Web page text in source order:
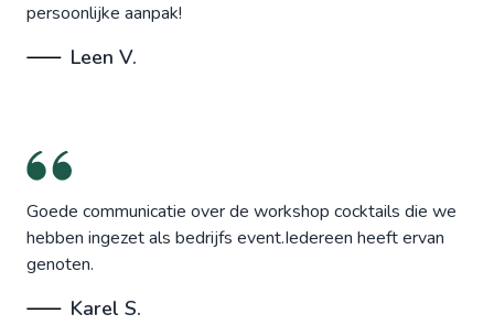
persoonlijke aanpak!
Leen V.
Goede communicatie over de workshop cocktails die we
hebben ingezet als bedrijfs event.Iedereen heeft ervan
genoten.
Karel S.